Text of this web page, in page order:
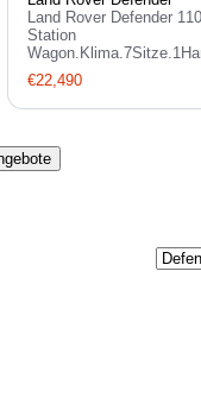
Land Rover Defender
Station
€22,490